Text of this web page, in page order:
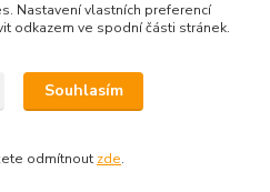
stopkou
Nastavení vlastních preferencí
odkazem ve spodní části stránek.
Souhlasím
odmítnout zde.